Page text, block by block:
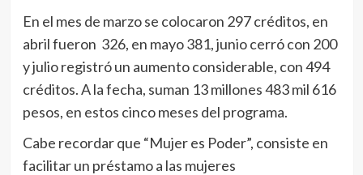
En el mes de marzo se colocaron 297 créditos, en
abril fueron 326, en mayo 381, junio cerró con 200
y julio registró un aumento considerable, con 494
créditos. A la fecha, suman 13 millones 483 mil 616
pesos, en estos cinco meses del programa.
Cabe recordar que “Mujer es Poder”, consiste en
facilitar un préstamo a las mujeres